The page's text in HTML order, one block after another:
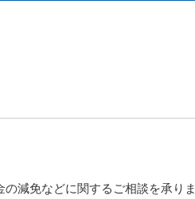
減免などに関するご相談を承りま